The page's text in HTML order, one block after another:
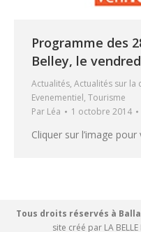
Programme des
Belley, le
Actualités, Actualités sur la
Evenementiel, Tourisme
Par Léa 1 octobre 2014
Cliquer sur l’image
Tous droits réservés à
site créé par LA